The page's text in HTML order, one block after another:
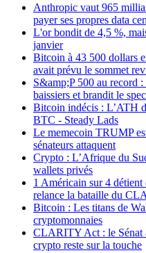
Anthropic vaut 965
payer ses propres data
L'or bondit de 4,5 %,
janvier
Bitcoin à 43 500 dollars
avait prévu le sommet
S&amp;P 500 au record
baissiers et brandit le
Bitcoin indécis : L’ATH
BTC - Steady Lads
Le memecoin TRUMP
sénateurs attaquent
Crypto : L’Afrique du
wallets privés
1 Américain sur 4
relance la bataille du
Bitcoin : Les titans de
cryptomonnaies
CLARITY Act : le Sénat
crypto reste sur la touche